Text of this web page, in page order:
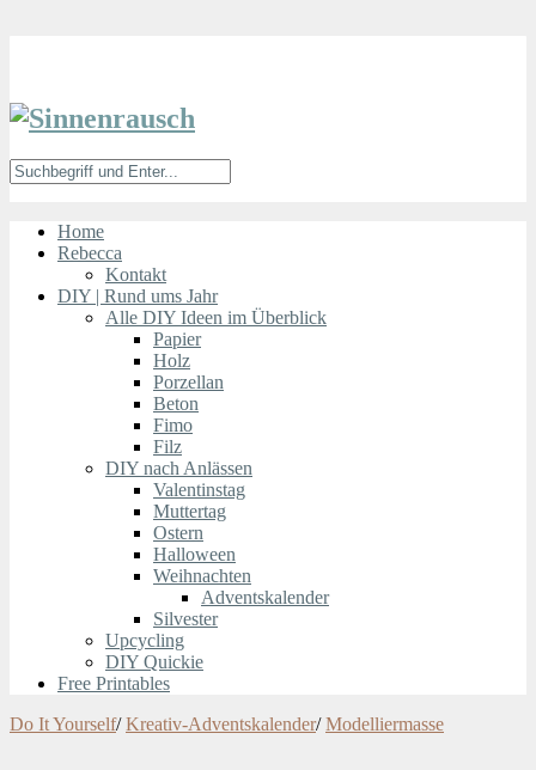
Home
Rebecca
Kontakt
DIY | Rund ums Jahr
Alle DIY Ideen im Überblick
Papier
Holz
Porzellan
Beton
Fimo
Filz
DIY nach Anlässen
Valentinstag
Muttertag
Ostern
Halloween
Weihnachten
Adventskalender
Silvester
Upcycling
DIY Quickie
Free Printables
Do It Yourself/ Kreativ-Adventskalender/ Modelliermasse